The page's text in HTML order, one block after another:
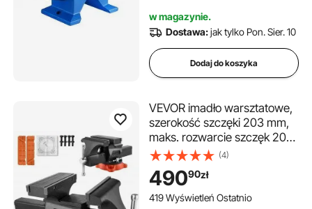
w magazynie.
Dostawa:jak tylko Pon. Sier. 10
Dodaj do koszyka
VEVOR imadło warsztatowe,
szerokość szczęki 203 mm,
maks. rozwarcie szczęk 203
mm, obrotowa podstawa
blokująca 360°, gardziel 94
mm, imadło warsztatowe z
żeliwa sferoidalnego, szczęki
(4)
49090zł
419 Wyświetleń Ostatnio